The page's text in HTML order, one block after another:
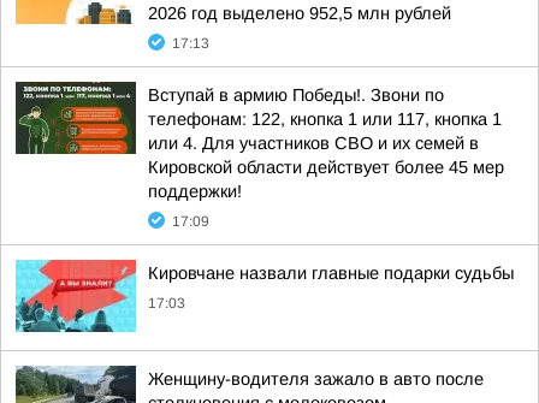
2026 год выделено 952,5 млн рублей
17:13
Вступай в армию Победы!. Звони по
телефонам: 122, кнопка 1 или 117, кнопка 1
или 4. Для участников СВО и их семей в
Кировской области действует более 45 мер
поддержки!
17:09
Кировчане назвали главные подарки судьбы
17:03
Женщину-водителя зажало в авто после